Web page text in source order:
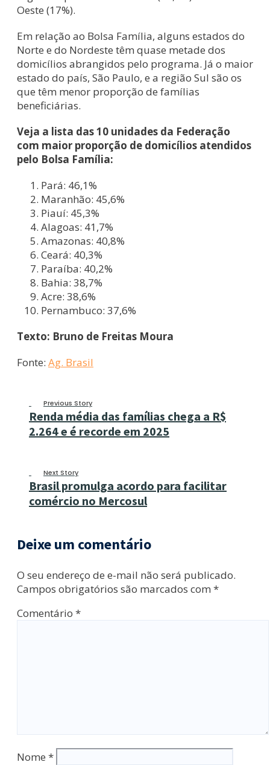
Oeste (17%).
Em relação ao Bolsa Família, alguns estados do
Norte e do Nordeste têm quase metade dos
domicílios abrangidos pelo programa. Já o maior
estado do país, São Paulo, e a região Sul são os
que têm menor proporção de famílias
beneficiárias.
Veja a lista das 10 unidades da Federação
com maior proporção de domicílios atendidos
pelo Bolsa Família:
Pará: 46,1%
Maranhão: 45,6%
Piauí: 45,3%
Alagoas: 41,7%
Amazonas: 40,8%
Ceará: 40,3%
Paraíba: 40,2%
Bahia: 38,7%
Acre: 38,6%
Pernambuco: 37,6%
Texto: Bruno de Freitas Moura
Fonte: Ag. Brasil
Previous Story
Renda média das famílias chega a R$
2.264 e é recorde em 2025
Next Story
Brasil promulga acordo para facilitar
comércio no Mercosul
Deixe um comentário
O seu endereço de e-mail não será publicado.
Campos obrigatórios são marcados com *
Comentário *
Nome *